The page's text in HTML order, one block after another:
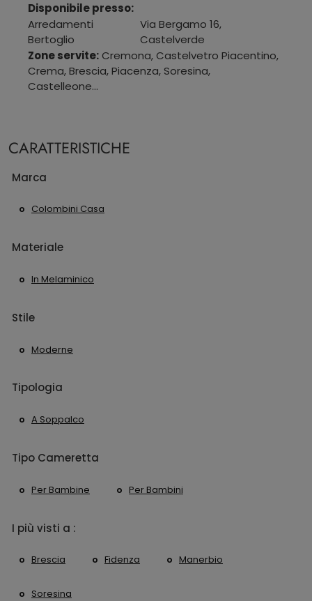
Disponibile presso:
Arredamenti
Bertoglio
Via Bergamo 16,
Castelverde
Zone servite: Cremona, Castelvetro Piacentino,
Crema, Brescia, Piacenza, Soresina,
Castelleone...
CARATTERISTICHE
Marca
Colombini Casa
Materiale
In Melaminico
Stile
Moderne
Tipologia
A Soppalco
Tipo Cameretta
Per Bambine Per Bambini
I più visti a :
Brescia Fidenza Manerbio
Soresina